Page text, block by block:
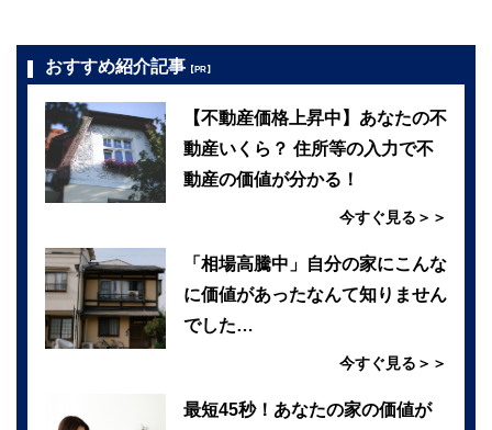
おすすめ紹介記事 【PR】
【不動産価格上昇中】あなたの不
動産いくら？ 住所等の入力で不
動産の価値が分かる！
今すぐ見る＞＞
「相場高騰中」自分の家にこんな
に価値があったなんて知りません
でした…
今すぐ見る＞＞
最短45秒！あなたの家の価値が